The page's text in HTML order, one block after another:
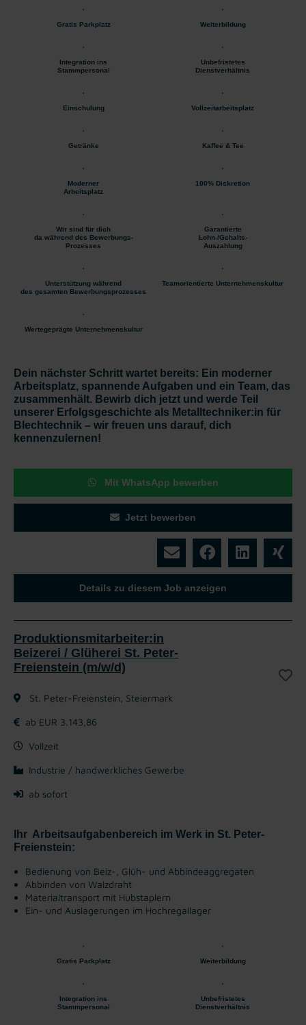
Gratis Parkplatz Weiterbildung
Integration ins
Stammpersonal
Unbefristetes
Dienstverhältnis
Einschulung Vollzeitarbeitsplatz
Getränke Kaffee & Tee
Moderner
Arbeitsplatz
100% Diskretion
Wir sind für dich
da während des Bewerbungs-
Prozesses
Garantierte
Lohn-/Gehalts-
Auszahlung
Unterstützung während
des gesamten Bewerbungsprozesses
Teamorientierte Unternehmenskultur
Wertegeprägte Unternehmenskultur
Dein nächster Schritt wartet bereits: Ein moderner
Arbeitsplatz, spannende Aufgaben und ein Team, das
zusammenhält. Bewirb dich jetzt und werde Teil
unserer Erfolgsgeschichte als Metalltechniker:in für
Blechtechnik – wir freuen uns darauf, dich
kennenzulernen!
Mit WhatsApp bewerben
Jetzt bewerben
Details zu diesem Job anzeigen
Produktionsmitarbeiter:in
Beizerei / Glüherei St. Peter-
Freienstein (m/w/d)
St. Peter-Freienstein, Steiermark
ab EUR 3.143,86
Vollzeit
Industrie / handwerkliches Gewerbe
ab sofort
Ihr Arbeitsaufgabenbereich im Werk in St. Peter-
Freienstein:
Bedienung von Beiz-, Glüh- und Abbindeaggregaten
Abbinden von Walzdraht
Materialtransport mit Hubstaplern
Ein- und Auslagerungen im Hochregallager
Gratis Parkplatz Weiterbildung
Integration ins
Stammpersonal
Unbefristetes
Dienstverhältnis